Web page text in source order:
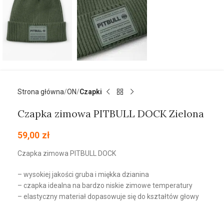
Strona główna ON Czapki
Czapka zimowa PITBULL DOCK Zielona
59,00 zł
Czapka zimowa PITBULL DOCK
– wysokiej jakości gruba i miękka dzianina
– czapka idealna na bardzo niskie zimowe temperatury
– elastyczny materiał dopasowuje się do kształtów głowy